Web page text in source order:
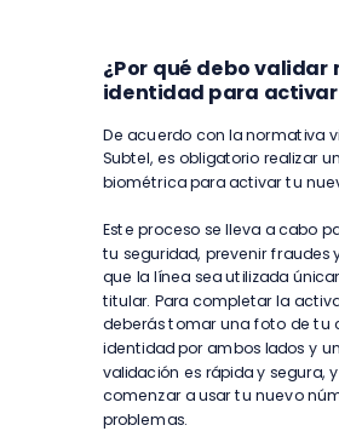
¿Por qué debo validar
identidad para activar
De acuerdo con la normativa
Subtel, es obligatorio realizar
biométrica para activar tu
Este proceso se lleva a cabo
tu seguridad, prevenir fraudes
que la línea sea utilizada
titular. Para completar la
deberás tomar una foto de tu
identidad por ambos lados y
validación es rápida y segura,
comenzar a usar tu nuevo
problemas.